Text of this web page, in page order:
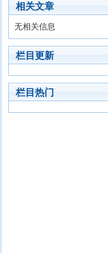
相关文章
无相关信息
栏目更新
栏目热门